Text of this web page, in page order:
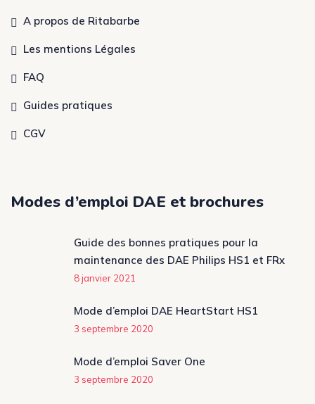
A propos de Ritabarbe
Les mentions Légales
FAQ
Guides pratiques
CGV
Modes d’emploi DAE et brochures
Guide des bonnes pratiques pour la
maintenance des DAE Philips HS1 et FRx
8 janvier 2021
Mode d’emploi DAE HeartStart HS1
3 septembre 2020
Mode d’emploi Saver One
3 septembre 2020